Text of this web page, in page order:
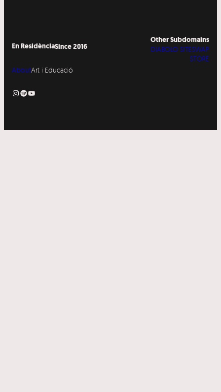
En ResidènciaSince 2016
AboutArt i Educació
Instagram Spotify YouTube
Other Subdomains
DIABOLO SITESWAP
STORE